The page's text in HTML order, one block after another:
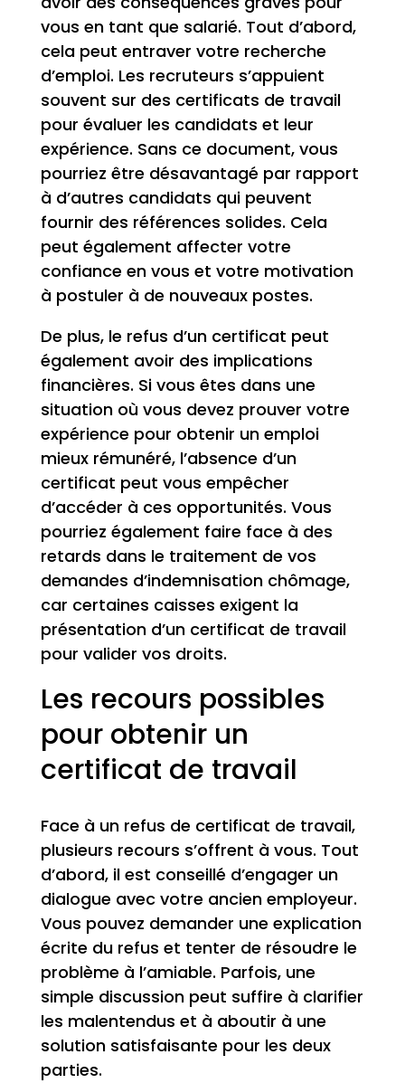
vous en tant que salarié. Tout d’abord,
cela peut entraver votre recherche
d’emploi. Les recruteurs s’appuient
souvent sur des certificats de travail
pour évaluer les candidats et leur
expérience. Sans ce document, vous
pourriez être désavantagé par rapport
à d’autres candidats qui peuvent
fournir des références solides. Cela
peut également affecter votre
confiance en vous et votre motivation
à postuler à de nouveaux postes.
De plus, le refus d’un certificat peut
également avoir des implications
financières. Si vous êtes dans une
situation où vous devez prouver votre
expérience pour obtenir un emploi
mieux rémunéré, l’absence d’un
certificat peut vous empêcher
d’accéder à ces opportunités. Vous
pourriez également faire face à des
retards dans le traitement de vos
demandes d’indemnisation chômage,
car certaines caisses exigent la
présentation d’un certificat de travail
pour valider vos droits.
Les recours possibles
pour obtenir un
certificat de travail
Face à un refus de certificat de travail,
plusieurs recours s’offrent à vous. Tout
d’abord, il est conseillé d’engager un
dialogue avec votre ancien employeur.
Vous pouvez demander une explication
écrite du refus et tenter de résoudre le
problème à l’amiable. Parfois, une
simple discussion peut suffire à clarifier
les malentendus et à aboutir à une
solution satisfaisante pour les deux
parties.